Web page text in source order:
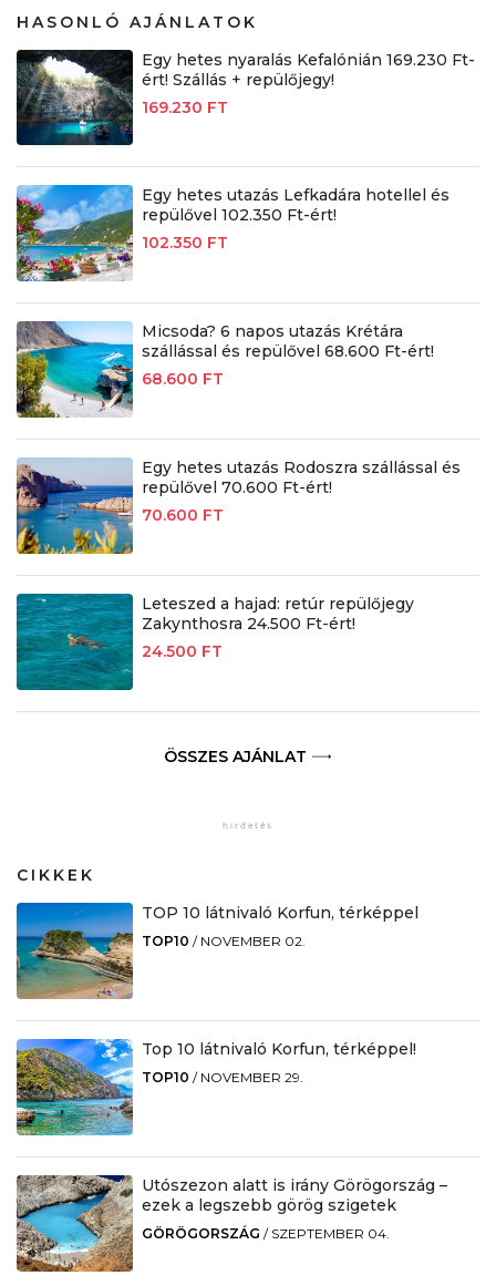
HASONLÓ AJÁNLATOK
Egy hetes nyaralás Kefalónián 169.230 Ft-
ért! Szállás + repülőjegy!
169.230 FT
Egy hetes utazás Lefkadára hotellel és
repülővel 102.350 Ft-ért!
102.350 FT
Micsoda? 6 napos utazás Krétára
szállással és repülővel 68.600 Ft-ért!
68.600 FT
Egy hetes utazás Rodoszra szállással és
repülővel 70.600 Ft-ért!
70.600 FT
Leteszed a hajad: retúr repülőjegy
Zakynthosra 24.500 Ft-ért!
24.500 FT
ÖSSZES AJÁNLAT
CIKKEK
TOP 10 látnivaló Korfun, térképpel
TOP10 / NOVEMBER 02.
Top 10 látnivaló Korfun, térképpel!
TOP10 / NOVEMBER 29.
Utószezon alatt is irány Görögország –
ezek a legszebb görög szigetek
GÖRÖGORSZÁG / SZEPTEMBER 04.